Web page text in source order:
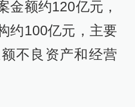
金额约120亿元，
约100亿元，主要
不良资产和经营